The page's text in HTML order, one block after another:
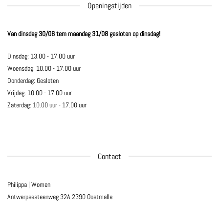
Contact
Philippa | Women
Antwerpsesteenweg 32A2390 Oostmalle
Openingstijden
Van dinsdag 30/06 tem maandag 31/08 gesloten op dinsdag!
Dinsdag: 13.00 - 17.00 uur
Woensdag: 10.00 - 17.00 uur
Donderdag: Gesloten
Vrijdag: 10.00 - 17.00 uur
Zaterdag: 10.00 uur - 17.00 uur